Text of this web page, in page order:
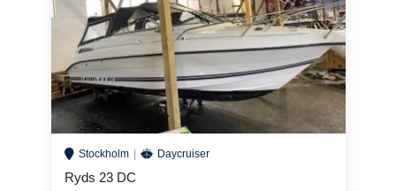
Stockholm Daycruiser
Ryds 23 DC